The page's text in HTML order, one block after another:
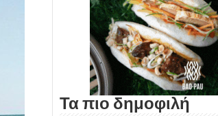
Τα πιο δημοφιλή